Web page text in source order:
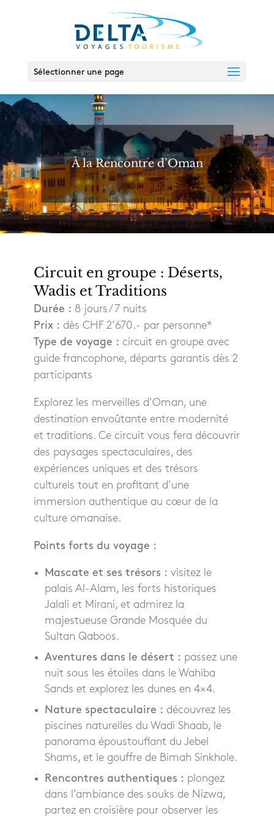
Sélectionner une page
À la Rencontre d’Oman
Circuit en groupe : Déserts,
Wadis et Traditions
Durée : 8 jours / 7 nuits
Prix : dès CHF 2’670.- par personne*
Type de voyage : circuit en groupe avec
guide francophone, départs garantis dès 2
participants
Explorez les merveilles d’Oman, une
destination envoûtante entre modernité
et traditions. Ce circuit vous fera découvrir
des paysages spectaculaires, des
expériences uniques et des trésors
culturels tout en profitant d’une
immersion authentique au cœur de la
culture omanaise.
Points forts du voyage :
Mascate et ses trésors : visitez le
palais Al-Alam, les forts historiques
Jalali et Mirani, et admirez la
majestueuse Grande Mosquée du
Sultan Qaboos.
Aventures dans le désert : passez une
nuit sous les étoiles dans le Wahiba
Sands et explorez les dunes en 4×4.
Nature spectaculaire : découvrez les
piscines naturelles du Wadi Shaab, le
panorama époustouflant du Jebel
Shams, et le gouffre de Bimah Sinkhole.
Rencontres authentiques : plongez
dans l’ambiance des souks de Nizwa,
partez en croisière pour observer les